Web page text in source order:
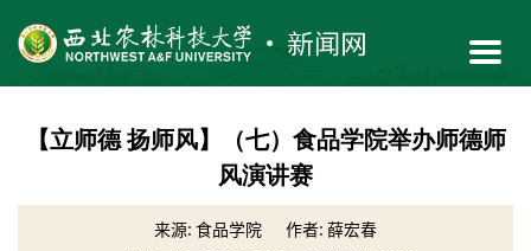
【立师德 扬师风】（七）食品学院举办师德师
风演讲赛
来源: 食品学院
作者: 薛宏春